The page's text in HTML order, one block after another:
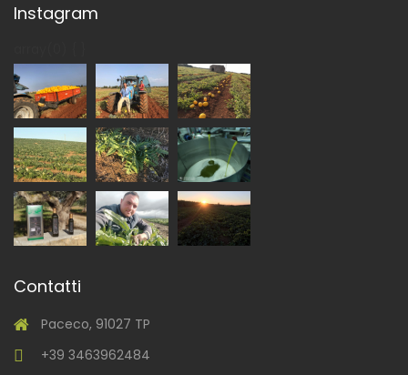
Instagram
Contatti
Paceco, 91027 TP
+39 3463962484